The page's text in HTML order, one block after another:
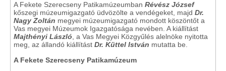
A Fekete Szerecseny Patikamúzeumban Révész József
kőszegi múzeumigazgató üdvözölte a vendégeket, majd Dr.
Nagy Zoltán megyei múzeumigazgató mondott köszöntőt a
Vas megyei Múzeumok Igazgatósága nevében. A kiállítást
Majthényi László , a Vas Megyei Közgyűlés alelnöke nyitotta
meg, az állandó kiállítást Dr. Küttel István mutatta be.
A Fekete Szerecseny Patikamúzeum